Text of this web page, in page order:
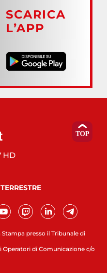
SCARICA
L’APP
presso il Tribunale di
Operatori di Comunicazione c/o
HD